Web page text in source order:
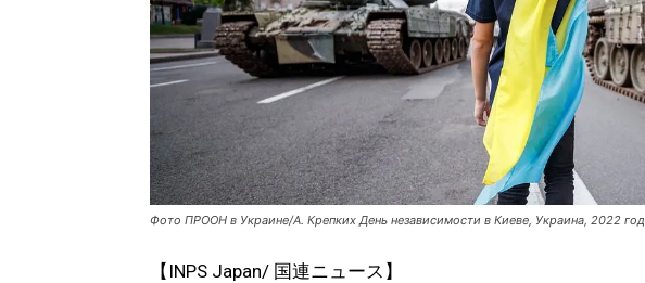
Фото ПРООН в Украине/А. Крепких День независимости в Киеве, Украина, 2022 год
【INPS Japan/ 国連ニュース】